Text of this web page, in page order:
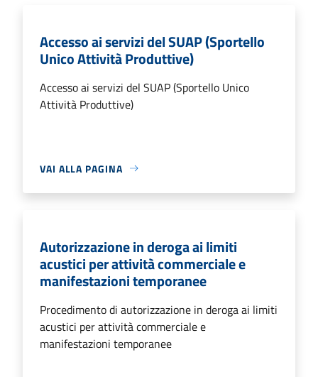
Accesso ai servizi del SUAP (Sportello
Unico Attività Produttive)
Accesso ai servizi del SUAP (Sportello Unico
Attività Produttive)
VAI ALLA PAGINA
Autorizzazione in deroga ai limiti
acustici per attività commerciale e
manifestazioni temporanee
Procedimento di autorizzazione in deroga ai limiti
acustici per attività commerciale e
manifestazioni temporanee